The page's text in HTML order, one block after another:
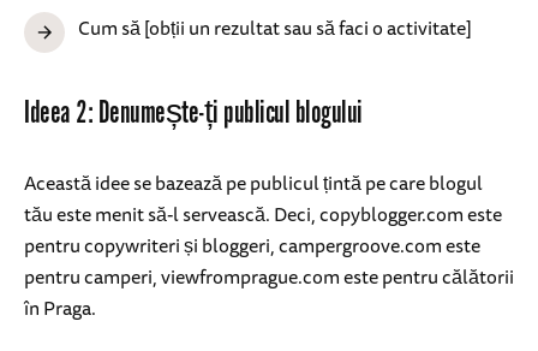
Cum să [obții un rezultat sau să faci o activitate]
Ideea 2: Denumește-ți publicul blogului
Această idee se bazează pe publicul țintă pe care blogul
tău este menit să-l servească. Deci, copyblogger.com este
pentru copywriteri și bloggeri, campergroove.com este
pentru camperi, viewfromprague.com este pentru călătorii
în Praga.